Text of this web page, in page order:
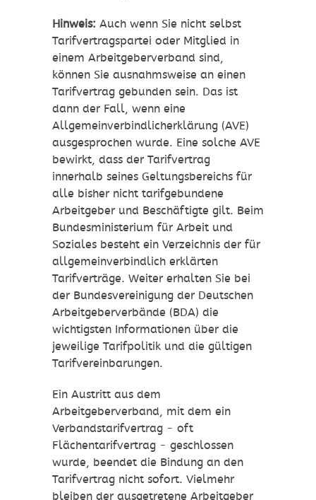
Hinweis: Auch wenn Sie nicht selbst
Tarifvertragspartei oder Mitglied in
einem Arbeitgeberverband sind,
können Sie ausnahmsweise an einen
Tarifvertrag gebunden sein. Das ist
dann der Fall, wenn eine
Allgemeinverbindlicherklärung (AVE)
ausgesprochen wurde. Eine solche AVE
bewirkt, dass der Tarifvertrag
innerhalb seines Geltungsbereichs für
alle bisher nicht tarifgebundene
Arbeitgeber und Beschäftigte gilt. Beim
Bundesministerium für Arbeit und
Soziales besteht ein Verzeichnis der für
allgemeinverbindlich erklärten
Tarifverträge. Weiter erhalten Sie bei
der Bundesvereinigung der Deutschen
Arbeitgeberverbände (BDA) die
wichtigsten Informationen über die
jeweilige Tarifpolitik und die gültigen
Tarifvereinbarungen.
Ein Austritt aus dem
Arbeitgeberverband, mit dem ein
Verbandstarifvertrag - oft
Flächentarifvertrag - geschlossen
wurde, beendet die Bindung an den
Tarifvertrag nicht sofort. Vielmehr
bleiben der ausgetretene Arbeitgeber